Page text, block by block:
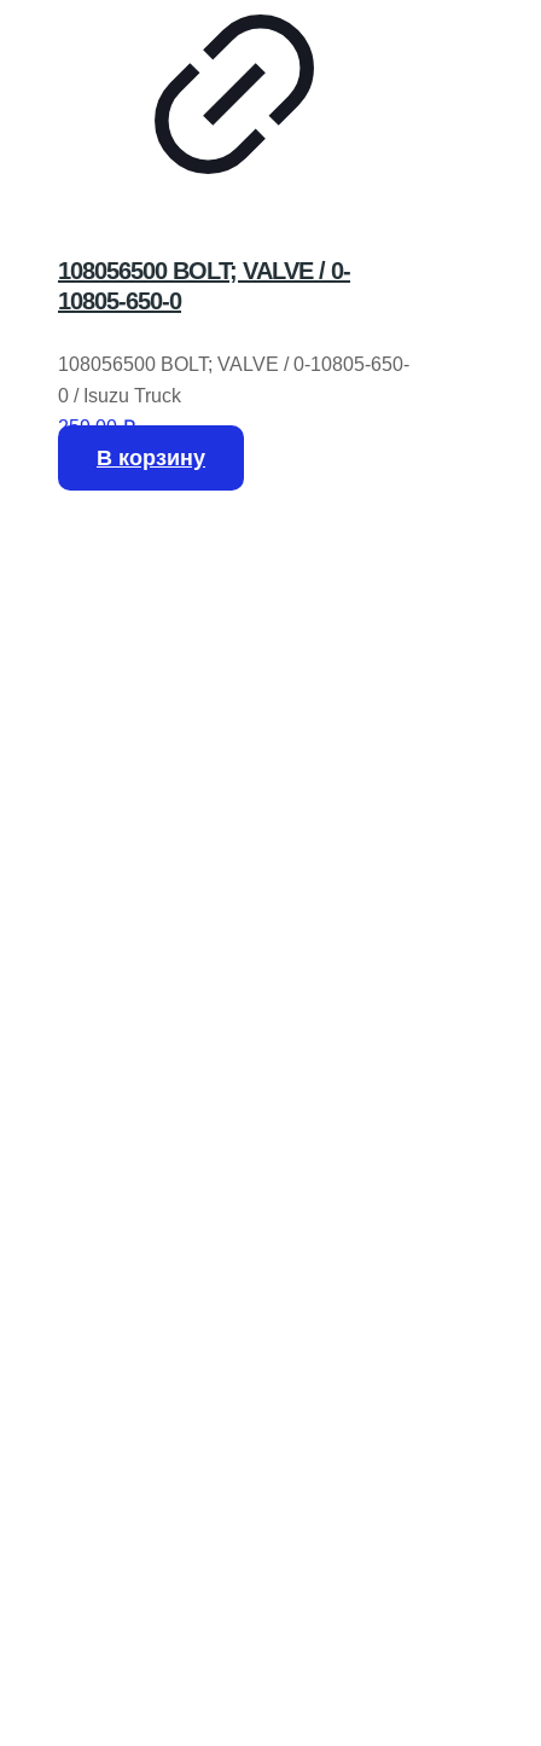
108056500 BOLT; VALVE / 0-
10805-650-0
108056500 BOLT; VALVE / 0-10805-650-
0 / Isuzu Truck
259,00₽
В корзину